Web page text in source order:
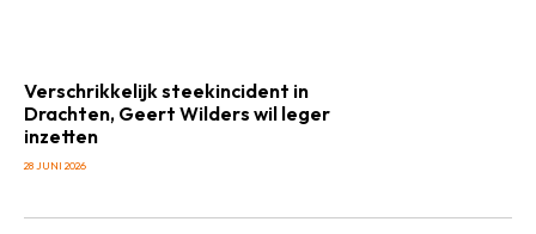
Verschrikkelijk steekincident in
Drachten, Geert Wilders wil leger
inzetten
28 JUNI 2026